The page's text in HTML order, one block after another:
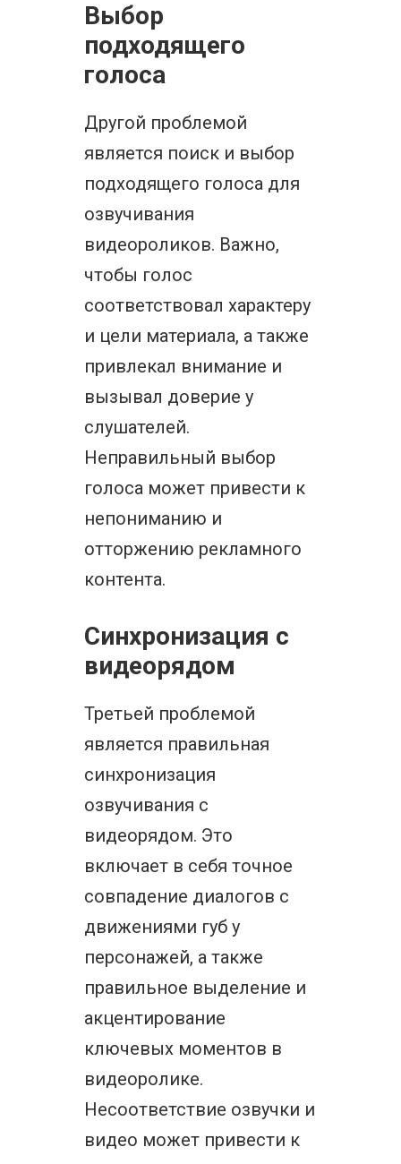
Выбор
подходящего
голоса
Другой проблемой
является поиск и выбор
подходящего голоса для
озвучивания
видеороликов. Важно,
чтобы голос
соответствовал характеру
и цели материала, а также
привлекал внимание и
вызывал доверие у
слушателей.
Неправильный выбор
голоса может привести к
непониманию и
отторжению рекламного
контента.
Синхронизация с
видеорядом
Третьей проблемой
является правильная
синхронизация
озвучивания с
видеорядом. Это
включает в себя точное
совпадение диалогов с
движениями губ у
персонажей, а также
правильное выделение и
акцентирование
ключевых моментов в
видеоролике.
Несоответствие озвучки и
видео может привести к